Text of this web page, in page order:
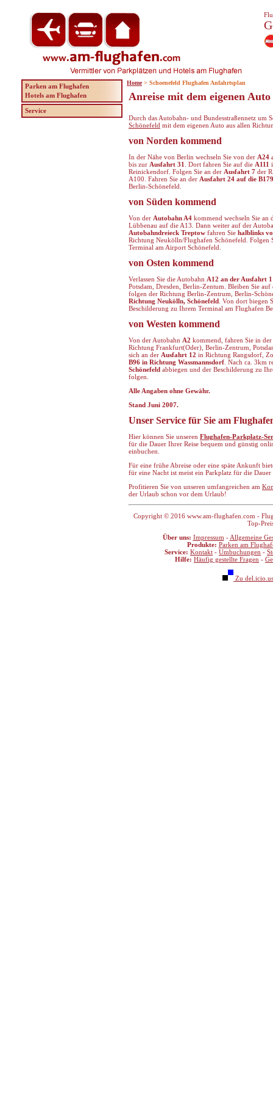
Anreise mit dem eigenen Auto
Durch das Autobahn- und Bundesstraßennetz um
Schönefeld mit dem eigenen Auto aus allen
von Norden kommend
In der Nähe von Berlin wechseln Sie von der A24
bis zur Ausfahrt 31 . Dort fahren Sie auf die A111
Reinickendorf. Folgen Sie an der Ausfahrt 7 der
A100. Fahren Sie an der Ausfahrt 24 auf die B179
Berlin-Schönefeld.
von Süden kommend
Von der Autobahn A4 kommend wechseln Sie an
Lübbenau auf die A13. Dann weiter auf der
Autobahndreieck Treptow fahren Sie halblinks
Richtung Neukölln/Flughafen Schönefeld. Folgen
Terminal am Airport Schönefeld.
von Osten kommend
Verlassen Sie die Autobahn A12 an der Ausfahrt 1
Potsdam, Dresden, Berlin-Zentum. Bleiben Sie
folgen der Richtung Berlin-Zentrum, Berlin-
Richtung Neukölln, Schönefeld . Von dort biegen
Beschilderung zu Ihrem Terminal am Flughafen
von Westen kommend
Von der Autobahn A2 kommend, fahren Sie in
Richtung Frankfurt(Oder), Berlin-Zentrum,
sich an der Ausfahrt 12 in Richtung Rangsdorf,
B96 in Richtung Wassmannsdorf . Nach ca. 3km
Schönefeld abbiegen und der Beschilderung zu
folgen.
Alle Angaben ohne Gewähr.
Stand Juni 2007.
Unser Service für Sie am
Hier können Sie unseren Flughafen-Parkplatz-
für die Dauer Ihrer Reise bequem und günstig
einbuchen.
Für eine frühe Abreise oder eine späte Ankunft
für eine Nacht ist meist ein Parkplatz für die
Profitieren Sie von unseren umfangreichen am
der Urlaub schon vor dem Urlaub!
Copyright © 2016 www.am-flughafen.com -
Top-
Über uns: Impressum - Allgemeine
Produkte: Parken am
Service: Kontakt - Umbuchungen -
Hilfe: Häufig gestellte Fragen -
Zu
Parken am Flughafen
Hotels am Flughafen
Service
Home > Schoenefeld Flughafen Anfahrtsplan